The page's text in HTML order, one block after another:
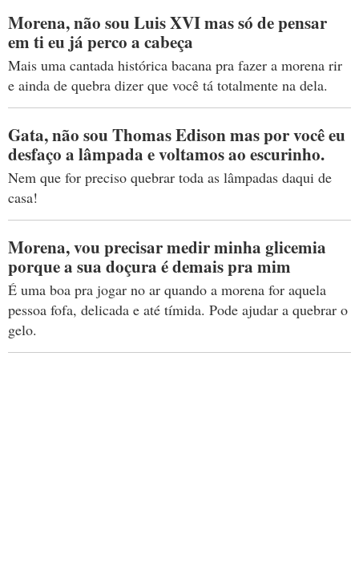
Morena, não sou Luis XVI mas só de pensar
em ti eu já perco a cabeça
Mais uma cantada histórica bacana pra fazer a morena rir
e ainda de quebra dizer que você tá totalmente na dela.
Gata, não sou Thomas Edison mas por você eu
desfaço a lâmpada e voltamos ao escurinho.
Nem que for preciso quebrar toda as lâmpadas daqui de
casa!
Morena, vou precisar medir minha glicemia
porque a sua doçura é demais pra mim
É uma boa pra jogar no ar quando a morena for aquela
pessoa fofa, delicada e até tímida. Pode ajudar a quebrar o
gelo.